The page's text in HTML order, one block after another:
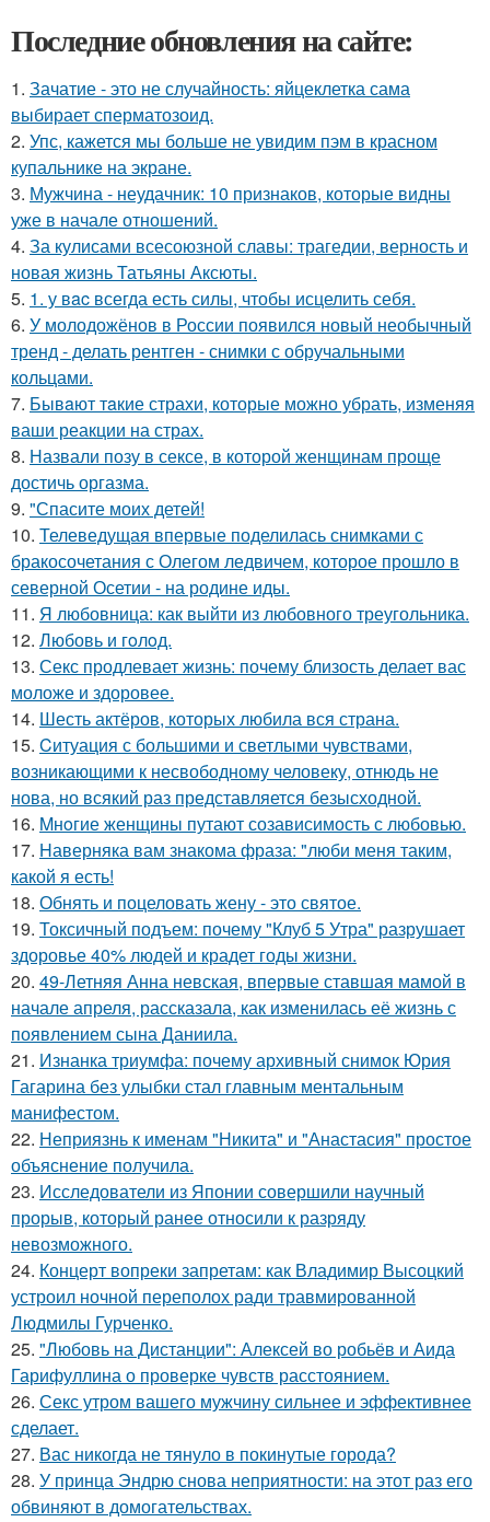
Последние обновления на сайте:
1. Зачатие - это не случайность: яйцеклетка сама
выбирает сперматозоид.
2. Упс, кажется мы больше не увидим пэм в красном
купальнике на экране.
3. Мужчина - неудачник: 10 признаков, которые видны
уже в начале отношений.
4. За кулисами всесоюзной славы: трагедии, верность и
новая жизнь Татьяны Аксюты.
5. 1. у вac всегда есть силы, чтобы исцелить себя.
6. У молодожёнов в России появился новый необычный
тренд - делать рентген - снимки с обручальными
кольцами.
7. Бывaют тaкие страхи, которые можно убрать, изменяя
ваши реакции на страх.
8. Назвали позу в сексе, в которой женщинам проще
достичь оргазма.
9. "Спасите моих детей!
10. Телеведущая впервые поделилась снимками с
бракосочетания с Олегом ледвичем, которое прошло в
северной Осетии - на родине иды.
11. Я любовница: как выйти из любовного треугольника.
12. Любовь и гoлoд.
13. Секс продлевает жизнь: почему близость делает вас
моложе и здоровее.
14. Шесть актёров, которых любила вся страна.
15. Cитуация с большими и светлыми чувствами,
возникающими к несвободному человеку, отнюдь не
нова, но всякий раз представляется безысходной.
16. Mнoгие женщины путают созависимость с любовью.
17. Hаверняка вам знакома фраза: "люби меня таким,
какой я есть!
18. Обнять и поцеловать жену - это святое.
19. Токсичный подъем: почему "Клуб 5 Утра" разрушает
здоровье 40% людей и крадет годы жизни.
20. 49-Летняя Анна невская, впервые ставшая мамой в
начале апреля, рассказала, как изменилась её жизнь с
появлением сына Даниила.
21. Изнанка триумфа: почему архивный снимок Юрия
Гагарина без улыбки стал главным ментальным
манифестом.
22. Неприязнь к именам "Никита" и "Анастасия" простое
объяснение получила.
23. Исследователи из Японии совершили научный
прорыв, который ранее относили к разряду
невозможного.
24. Концерт вопреки запретам: как Владимир Высоцкий
устроил ночной переполох ради травмированной
Людмилы Гурченко.
25. "Любовь на Дистанции": Алексей во робьёв и Аида
Гарифуллина о проверке чувств расстоянием.
26. Секс утром вашего мужчину сильнее и эффективнее
сделает.
27. Вас никогда не тянуло в покинутые города?
28. У принца Эндрю снова неприятности: на этот раз его
обвиняют в домогательствах.